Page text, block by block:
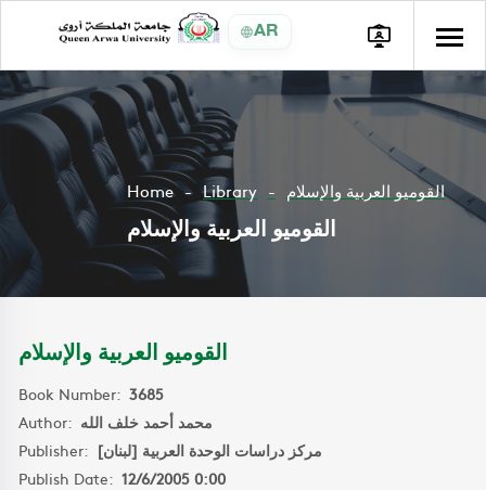
AR
Home Library القوميو العربية والإسلام
القوميو العربية والإسلام
القوميو العربية والإسلام
Book Number: 3685
Author: محمد أحمد خلف الله
Publisher: مركز دراسات الوحدة العربية [لبنان]
Publish Date: 12/6/2005 0:00